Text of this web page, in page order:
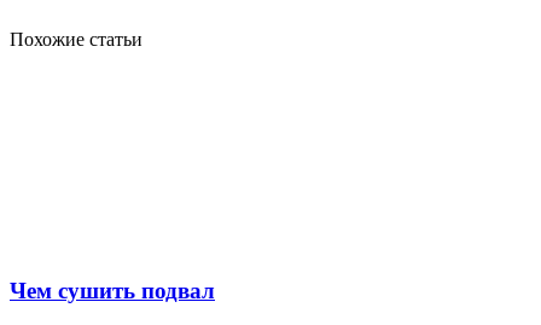
Похожие статьи
Чем сушить подвал